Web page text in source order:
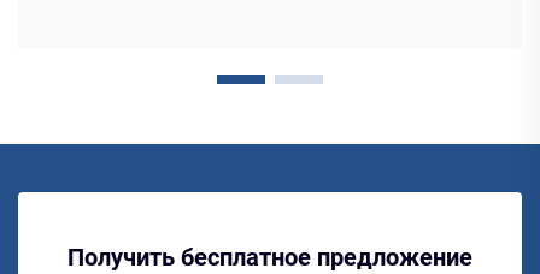
Получить бесплатное предложение